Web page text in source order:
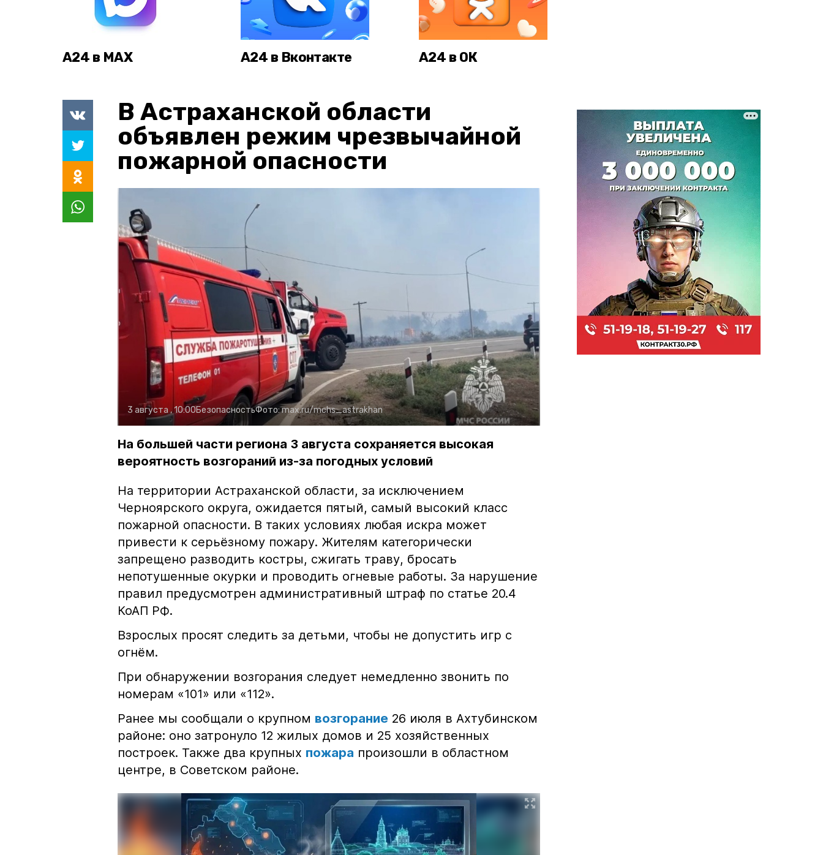
А24 в MAX А24 в Вконтакте А24 в ОК
В Астраханской области
объявлен режим чрезвычайной
пожарной опасности
3 августа , 10:00БезопасностьФото:max.ru/mchs_astrakhan
На большей части региона 3 августа сохраняется высокая
вероятность возгораний из-за погодных условий
На территории Астраханской области, за исключением
Черноярского округа, ожидается пятый, самый высокий класс
пожарной опасности. В таких условиях любая искра может
привести к серьёзному пожару. Жителям категорически
запрещено разводить костры, сжигать траву, бросать
непотушенные окурки и проводить огневые работы. За нарушение
правил предусмотрен административный штраф по статье 20.4
КоАП РФ.
Взрослых просят следить за детьми, чтобы не допустить игр с
огнём.
При обнаружении возгорания следует немедленно звонить по
номерам «101» или «112».
Ранее мы сообщали о крупном возгорание 26 июля в Ахтубинском
районе: оно затронуло 12 жилых домов и 25 хозяйственных
построек. Также два крупных пожара произошли в областном
центре, в Советском районе.